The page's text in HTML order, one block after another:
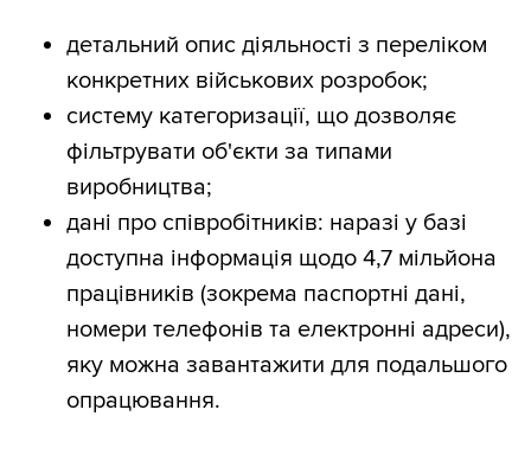
детальний опис діяльності з переліком
конкретних військових розробок;
систему категоризації, що дозволяє
фільтрувати об'єкти за типами
виробництва;
дані про співробітників: наразі у базі
доступна інформація щодо 4,7 мільйона
працівників (зокрема паспортні дані,
номери телефонів та електронні адреси),
яку можна завантажити для подальшого
опрацювання.